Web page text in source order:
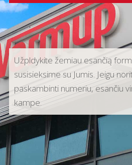
Užpldykite žemiau esančią
susisieksime su Jumis. Jeigu
paskambinti numeriu, esančiu
kampe.